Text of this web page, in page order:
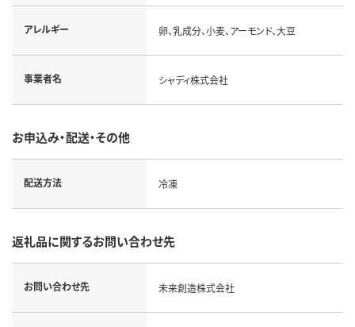
アレルギー 卵、乳成分、小麦、アーモンド、大豆
事業者名 シャディ株式会社
お申込み・配送・その他
配送方法 冷凍
返礼品に関するお問い合わせ先
お問い合わせ先 未来創造株式会社